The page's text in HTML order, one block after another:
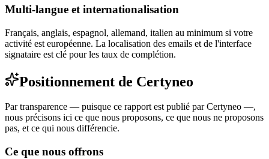
Multi-langue et internationalisation
Français, anglais, espagnol, allemand, italien au minimum si votre
activité est européenne. La localisation des emails et de l'interface
signataire est clé pour les taux de complétion.
Positionnement de Certyneo
Par transparence — puisque ce rapport est publié par Certyneo —,
nous précisons ici ce que nous proposons, ce que nous ne proposons
pas, et ce qui nous différencie.
Ce que nous offrons